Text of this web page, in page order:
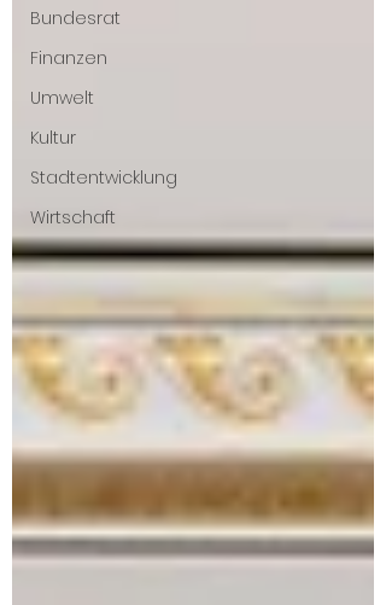
Bundesrat
Finanzen
Umwelt
Kultur
Stadtentwicklung
Wirtschaft